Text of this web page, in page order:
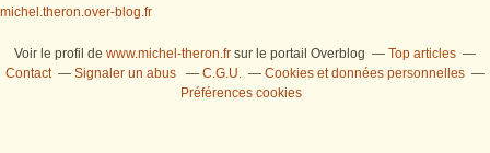
michel.theron.over-blog.fr
Voir le profil de www.michel-theron.fr sur le portail Overblog
Top articles
Contact
Signaler un abus C.G.U.
Cookies et données personnelles
Préférences cookies